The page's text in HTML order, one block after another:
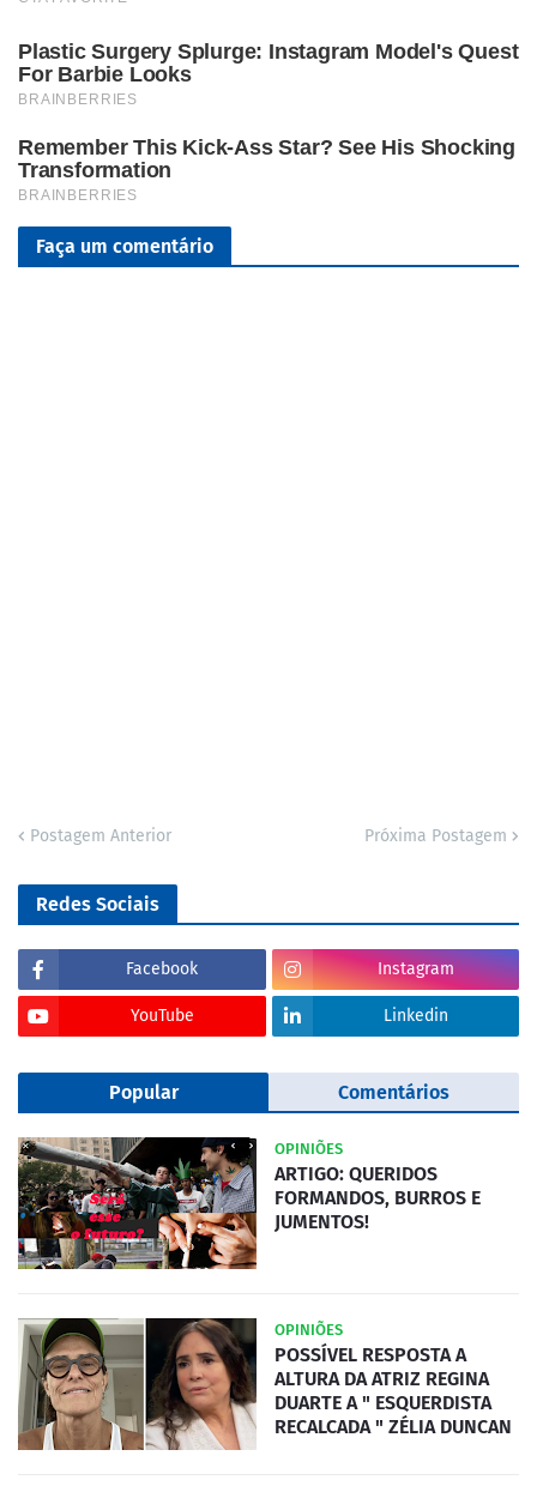
Faça um comentário
Postagem Anterior Próxima Postagem
Redes Sociais
Facebook Instagram
YouTube Linkedin
Popular Comentários
OPINIÕES
ARTIGO: QUERIDOS
FORMANDOS, BURROS E
JUMENTOS!
OPINIÕES
POSSÍVEL RESPOSTA A
ALTURA DA ATRIZ REGINA
DUARTE A " ESQUERDISTA
RECALCADA " ZÉLIA DUNCAN